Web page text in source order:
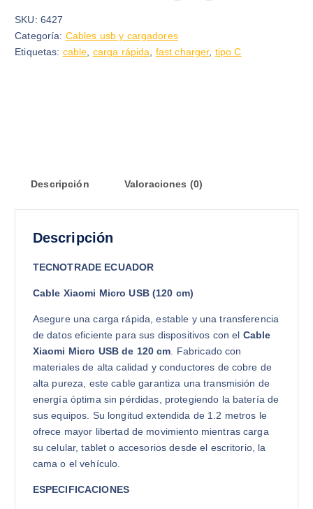
SKU: 6427
Categoría: Cables usb y cargadores
Etiquetas: cable carga rápida fast charger, tipo C
Descripción Valoraciones (0)
Descripción
TECNOTRADE ECUADOR
Cable Xiaomi Micro USB (120 cm)
Asegure una carga rápida, estable y una transferencia
de datos eficiente para sus dispositivos con el Cable
Xiaomi Micro USB de 120 cm . Fabricado con
materiales de alta calidad y conductores de cobre de
alta pureza, este cable garantiza una transmisión de
energía óptima sin pérdidas, protegiendo la batería de
sus equipos. Su longitud extendida de 1.2 metros le
ofrece mayor libertad de movimiento mientras carga
su celular, tablet o accesorios desde el escritorio, la
cama o el vehículo.
ESPECIFICACIONES